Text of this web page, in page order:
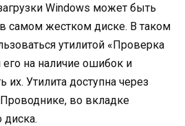
Windows может быть
самом жестком диске. В таком
утилитой «Проверка
на наличие ошибок и
их. Утилита доступна через
во вкладке
диска.